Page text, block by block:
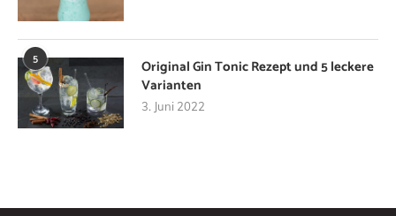
5
Original Gin Tonic Rezept und 5 leckere
Varianten
3. Juni 2022